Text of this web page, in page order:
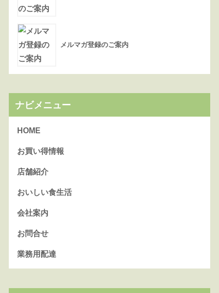
メルマガ登録のご案内
ナビメニュー
HOME
お買い得情報
店舗紹介
おいしい食生活
会社案内
お問合せ
業務用配達